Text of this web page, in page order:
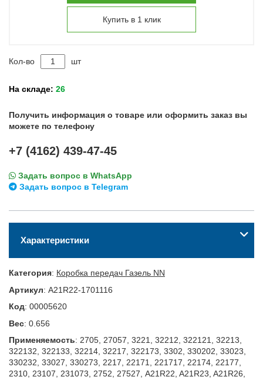
Купить в 1 клик
Кол-во шт
На складе: 26
Получить информация о товаре или оформить заказ вы
можете по телефону
+7 (4162) 439-47-45
Задать вопрос в WhatsApp
Задать вопрос в Telegram
Характеристики
Категория: Коробка передач Газель NN
Артикул: A21R22-1701116
Код: 00005620
Вес: 0.656
Применяемость: 2705, 27057, 3221, 32212, 322121, 32213,
322132, 322133, 32214, 32217, 322173, 3302, 330202, 33023,
330232, 33027, 330273, 2217, 22171, 221717, 22174, 22177,
2310, 23107, 231073, 2752, 27527, A21R22, A21R23, A21R26,